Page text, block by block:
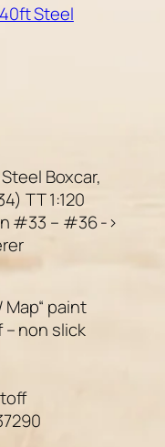
40ft Steel
Steel Boxcar,
TT 1:120
#33 – #36 ->
Map“ paint
non slick